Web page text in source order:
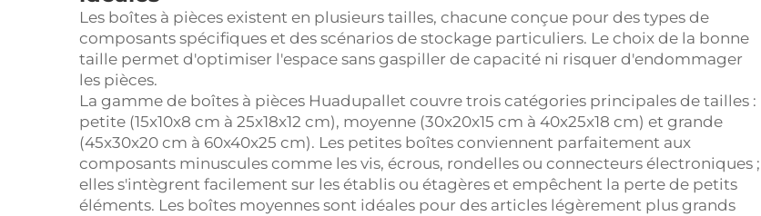
Les boîtes à pièces existent en plusieurs tailles, chacune conçue pour des types de
composants spécifiques et des scénarios de stockage particuliers. Le choix de la bonne
taille permet d'optimiser l'espace sans gaspiller de capacité ni risquer d'endommager
les pièces.
La gamme de boîtes à pièces Huadupallet couvre trois catégories principales de tailles :
petite (15x10x8 cm à 25x18x12 cm), moyenne (30x20x15 cm à 40x25x18 cm) et grande
(45x30x20 cm à 60x40x25 cm). Les petites boîtes conviennent parfaitement aux
composants minuscules comme les vis, écrous, rondelles ou connecteurs électroniques ;
elles s'intègrent facilement sur les établis ou étagères et empêchent la perte de petits
éléments. Les boîtes moyennes sont idéales pour des articles légèrement plus grands